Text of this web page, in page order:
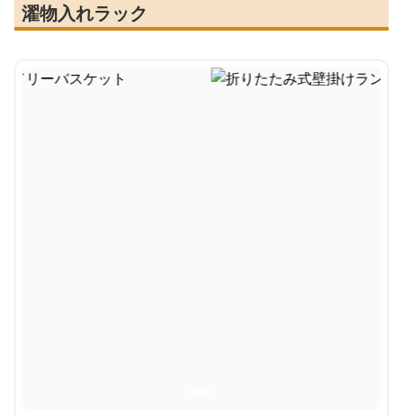
濯物入れラック